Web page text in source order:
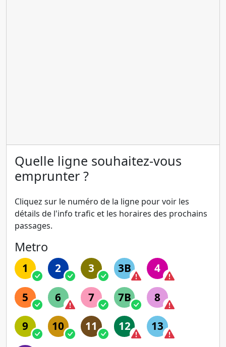
Quelle ligne souhaitez-vous
emprunter ?
Cliquez sur le numéro de la ligne pour voir les
détails de l'info trafic et les horaires des prochains
passages.
Metro
1 2 3 3B 4
5 6 7 7B 8
9 10 11 12 13